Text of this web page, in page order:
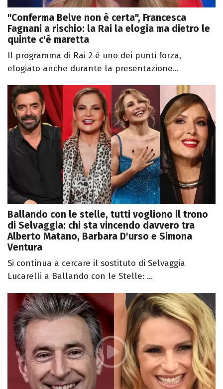
"Conferma Belve non è certa", Francesca
Fagnani a rischio: la Rai la elogia ma dietro le
quinte c'è maretta
Il programma di Rai 2 è uno dei punti forza,
elogiato anche durante la presentazione...
Ballando con le stelle, tutti vogliono il trono
di Selvaggia: chi sta vincendo davvero tra
Alberto Matano, Barbara D'urso e Simona
Ventura
Si continua a cercare il sostituto di Selvaggia
Lucarelli a Ballando con le Stelle: ...